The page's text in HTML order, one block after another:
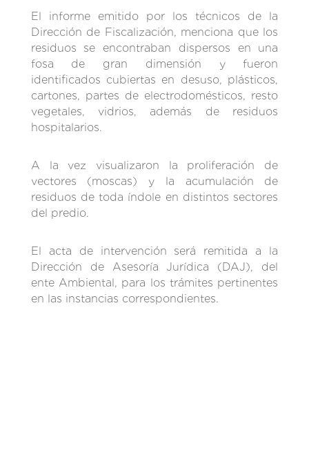
El informe emitido por los técnicos de la
Dirección de Fiscalización, menciona que los
residuos se encontraban dispersos en una
fosa de gran dimensión y fueron
identificados cubiertas en desuso, plásticos,
cartones, partes de electrodomésticos, resto
vegetales, vidrios, además de residuos
hospitalarios.
A la vez visualizaron la proliferación de
vectores (moscas) y la acumulación de
residuos de toda índole en distintos sectores
del predio.
El acta de intervención será remitida a la
Dirección de Asesoría Jurídica (DAJ), del
ente Ambiental, para los trámites pertinentes
en las instancias correspondientes.